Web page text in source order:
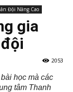
Đội Nâng Cao
gia
2053
học mà các
tâm Thanh